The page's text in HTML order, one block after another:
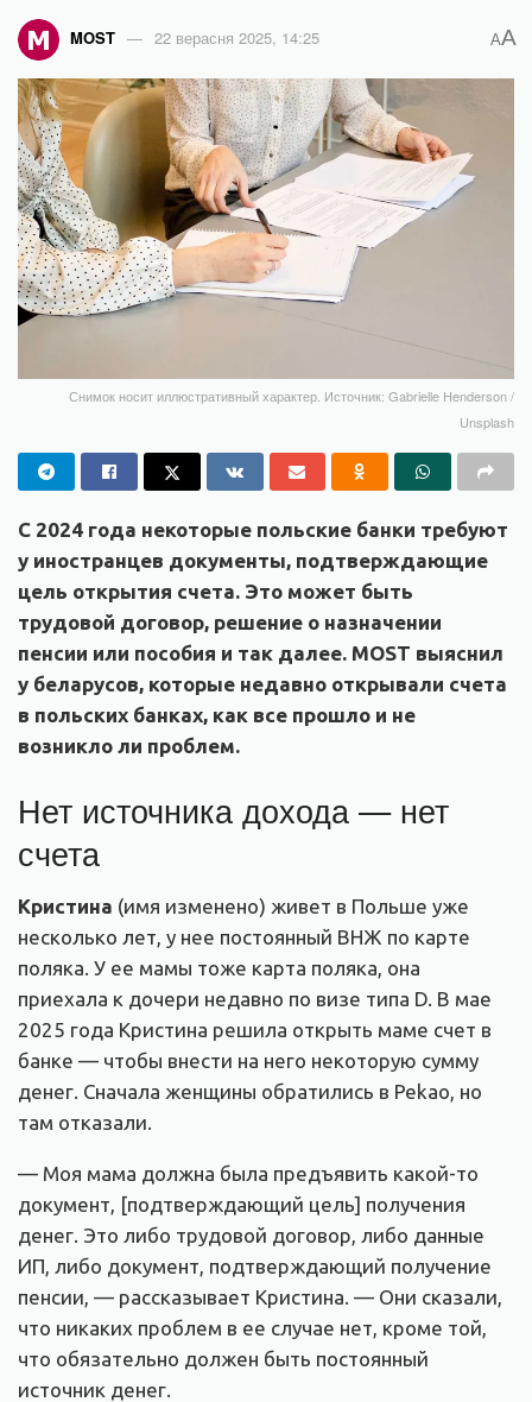
MOST 22 верасня 2025, 14:25 AA
Снимок носит иллюстративный характер. Источник: Gabrielle Henderson /
Unsplash
С 2024 года некоторые польские банки требуют
у иностранцев документы, подтверждающие
цель открытия счета. Это может быть
трудовой договор, решение о назначении
пенсии или пособия и так далее. MOST выяснил
у беларусов, которые недавно открывали счета
в польских банках, как все прошло и не
возникло ли проблем.
Нет источника дохода — нет
счета
Кристина (имя изменено) живет в Польше уже
несколько лет, у нее постоянный ВНЖ по карте
поляка. У ее мамы тоже карта поляка, она
приехала к дочери недавно по визе типа D. В мае
2025 года Кристина решила открыть маме счет в
банке — чтобы внести на него некоторую сумму
денег. Сначала женщины обратились в Pekao, но
там отказали.
— Моя мама должна была предъявить какой-то
документ, [подтверждающий цель] получения
денег. Это либо трудовой договор, либо данные
ИП, либо документ, подтверждающий получение
пенсии, — рассказывает Кристина. — Они сказали,
что никаких проблем в ее случае нет, кроме той,
что обязательно должен быть постоянный
источник денег.